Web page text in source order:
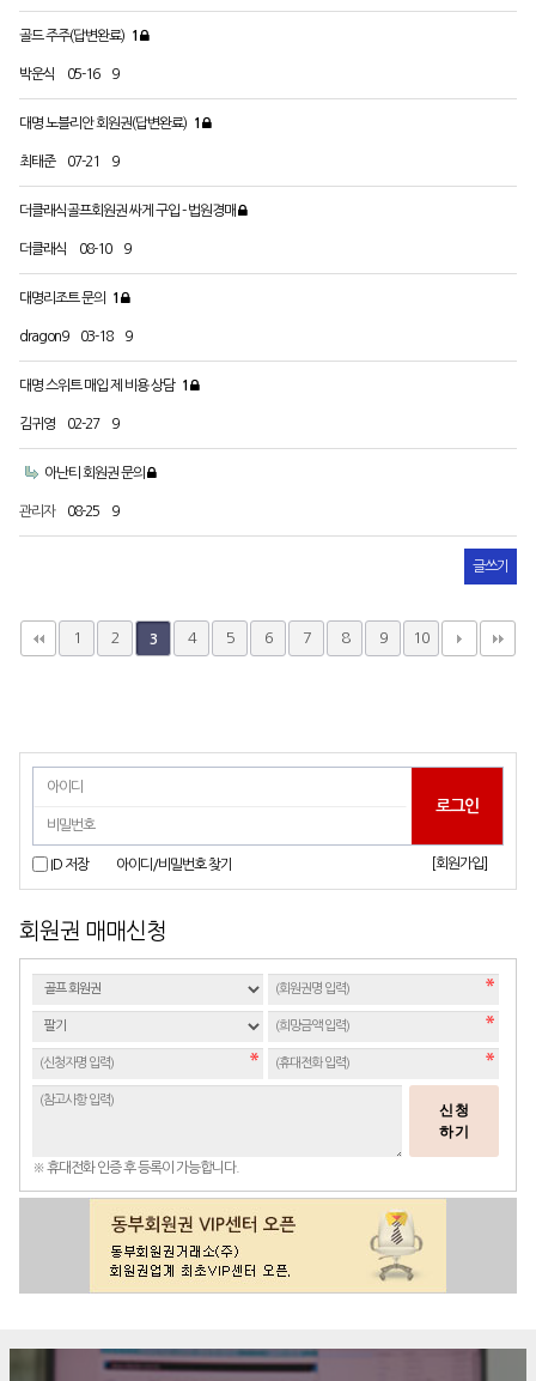
골드 주주(답변완료) 1
박운식 05-16 9
대명 노블리안 회원권(답변완료) 1
최태준 07-21 9
더클래식골프회원권 싸게 구입 - 법원경매
더클래식 08-10 9
대명리조트 문의 1
dragon9 03-18 9
대명 스위트 매입 제 비용 상담 1
김귀영 02-27 9
아난티 회원권 문의
관리자 08-25 9
글쓰기
1 2 3 4 5 6 7 8 9 10
ID 저장 아이디/비밀번호 찾기 [회원가입]
회원권 매매신청
신청
하기
※ 휴대전화 인증 후 등록이 가능합니다.